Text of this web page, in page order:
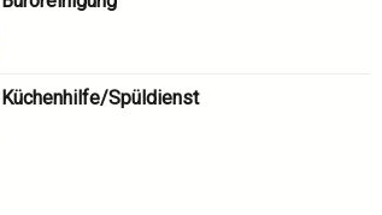
Küchenhilfe/Spüldienst